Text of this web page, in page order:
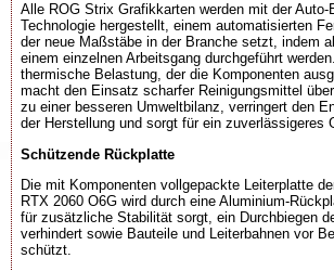
Alle ROG Strix Grafikkarten werden mit der Auto-
Technologie hergestellt, einem automatisierten
der neue Maßstäbe in der Branche setzt, indem
einem einzelnen Arbeitsgang durchgeführt
thermische Belastung, der die Komponenten
macht den Einsatz scharfer Reinigungsmittel
zu einer besseren Umweltbilanz, verringert den
der Herstellung und sorgt für ein zuverlässigeres
Schützende Rückplatte
Die mit Komponenten vollgepackte Leiterplatte
RTX 2060 O6G wird durch eine Aluminium-
für zusätzliche Stabilität sorgt, ein Durchbiegen
verhindert sowie Bauteile und Leiterbahnen vor
schützt.